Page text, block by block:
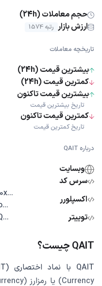
حجم معاملات (24h)
ارزش بازار رتبه 1574
تاریخچه معاملات
بیشترین قیمت (24h)
کمترین قیمت (24h)
بیشترین قیمت تاکنون
تاریخ بیشترین قیمت
کمترین قیمت تاکنون
تاریخ کمترین قیمت
درباره QAIT
وبسایت
سرس کد
اکسپلورر
...https://bscscan.com/address/0x
...https://app.nansen.ai/token-go
توییتر
...https://twitter.com/sealcoin_Q
QAIT چیست؟